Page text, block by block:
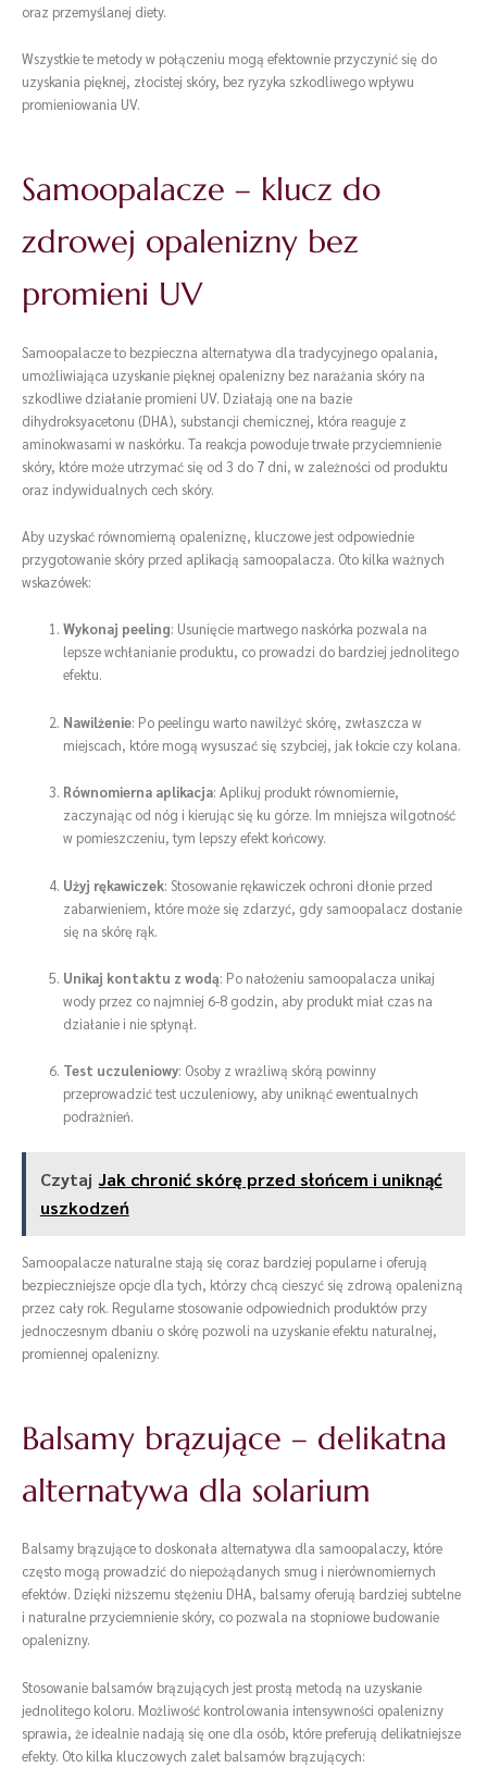
oraz przemyślanej diety.
Wszystkie te metody w połączeniu mogą efektownie przyczynić się do
uzyskania pięknej, złocistej skóry, bez ryzyka szkodliwego wpływu
promieniowania UV.
Samoopalacze – klucz do
zdrowej opalenizny bez
promieni UV
Samoopalacze to bezpieczna alternatywa dla tradycyjnego opalania,
umożliwiająca uzyskanie pięknej opalenizny bez narażania skóry na
szkodliwe działanie promieni UV. Działają one na bazie
dihydroksyacetonu (DHA), substancji chemicznej, która reaguje z
aminokwasami w naskórku. Ta reakcja powoduje trwałe przyciemnienie
skóry, które może utrzymać się od 3 do 7 dni, w zależności od produktu
oraz indywidualnych cech skóry.
Aby uzyskać równomierną opaleniznę, kluczowe jest odpowiednie
przygotowanie skóry przed aplikacją samoopalacza. Oto kilka ważnych
wskazówek:
Wykonaj peeling: Usunięcie martwego naskórka pozwala na
lepsze wchłanianie produktu, co prowadzi do bardziej jednolitego
efektu.
Nawilżenie: Po peelingu warto nawilżyć skórę, zwłaszcza w
miejscach, które mogą wysuszać się szybciej, jak łokcie czy kolana.
Równomierna aplikacja: Aplikuj produkt równomiernie,
zaczynając od nóg i kierując się ku górze. Im mniejsza wilgotność
w pomieszczeniu, tym lepszy efekt końcowy.
Użyj rękawiczek: Stosowanie rękawiczek ochroni dłonie przed
zabarwieniem, które może się zdarzyć, gdy samoopalacz dostanie
się na skórę rąk.
Unikaj kontaktu z wodą: Po nałożeniu samoopalacza unikaj
wody przez co najmniej 6-8 godzin, aby produkt miał czas na
działanie i nie spłynął.
Test uczuleniowy: Osoby z wrażliwą skórą powinny
przeprowadzić test uczuleniowy, aby uniknąć ewentualnych
podrażnień.
Czytaj Jak chronić skórę przed słońcem i uniknąć
uszkodzeń
Samoopalacze naturalne stają się coraz bardziej popularne i oferują
bezpieczniejsze opcje dla tych, którzy chcą cieszyć się zdrową opalenizną
przez cały rok. Regularne stosowanie odpowiednich produktów przy
jednoczesnym dbaniu o skórę pozwoli na uzyskanie efektu naturalnej,
promiennej opalenizny.
Balsamy brązujące – delikatna
alternatywa dla solarium
Balsamy brązujące to doskonała alternatywa dla samoopalaczy, które
często mogą prowadzić do niepożądanych smug i nierównomiernych
efektów. Dzięki niższemu stężeniu DHA, balsamy oferują bardziej subtelne
i naturalne przyciemnienie skóry, co pozwala na stopniowe budowanie
opalenizny.
Stosowanie balsamów brązujących jest prostą metodą na uzyskanie
jednolitego koloru. Możliwość kontrolowania intensywności opalenizny
sprawia, że idealnie nadają się one dla osób, które preferują delikatniejsze
efekty. Oto kilka kluczowych zalet balsamów brązujących: